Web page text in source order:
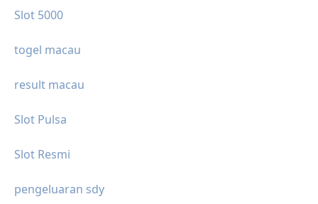
Slot 5000
togel macau
result macau
Slot Pulsa
Slot Resmi
pengeluaran sdy